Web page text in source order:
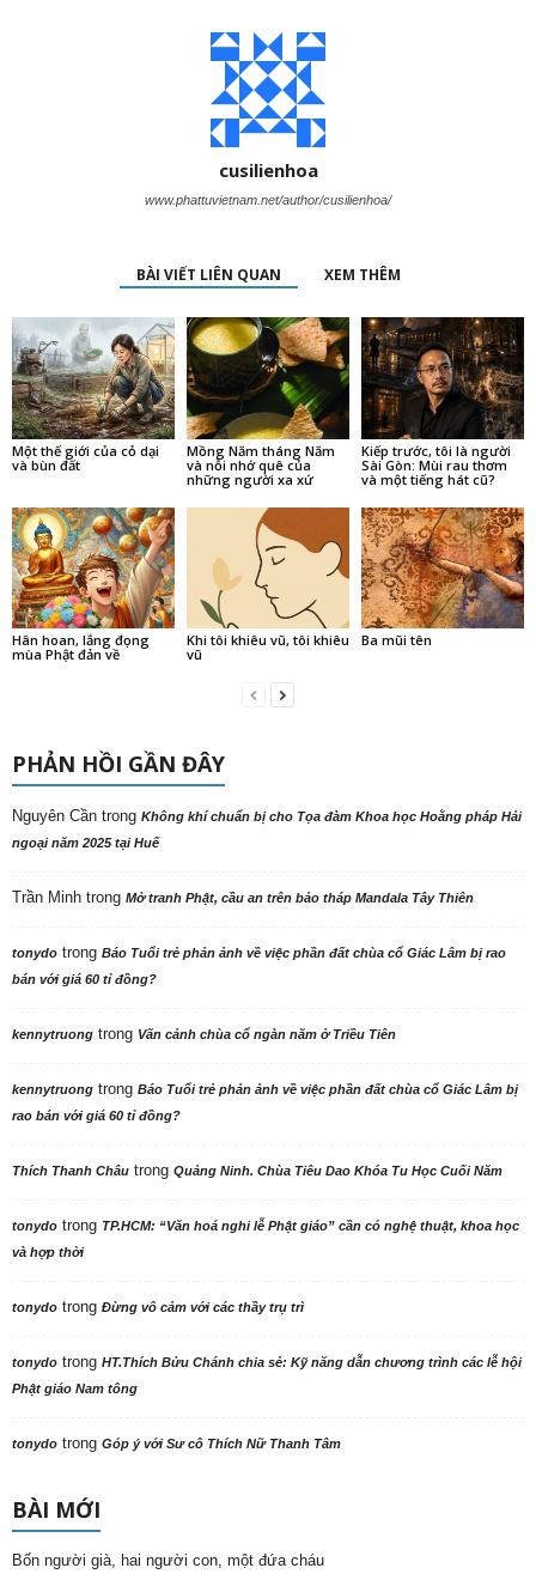
cusilienhoa
www.phattuvietnam.net/author/cusilienhoa/
BÀI VIẾT LIÊN QUAN XEM THÊM
Một thế giới của cỏ dại
và bùn đất
Mồng Năm tháng Năm
và nỗi nhớ quê của
những người xa xứ
Kiếp trước, tôi là người
Sài Gòn: Mùi rau thơm
và một tiếng hát cũ?
Hân hoan, lắng đọng
mùa Phật đản về
Khi tôi khiêu vũ, tôi khiêu
vũ
Ba mũi tên
PHẢN HỒI GẦN ĐÂY
Nguyên Cần trong Không khí chuẩn bị cho Tọa đàm Khoa học Hoằng pháp Hải
ngoại năm 2025 tại Huế
Trần Minh trong Mở tranh Phật, cầu an trên bảo tháp Mandala Tây Thiên
tonydo trong Báo Tuổi trẻ phản ảnh về việc phần đất chùa cổ Giác Lâm bị rao
bán với giá 60 tỉ đồng?
kennytruong trong Vãn cảnh chùa cổ ngàn năm ở Triều Tiên
kennytruong trong Báo Tuổi trẻ phản ảnh về việc phần đất chùa cổ Giác Lâm bị
rao bán với giá 60 tỉ đồng?
Thích Thanh Châu trong Quảng Ninh. Chùa Tiêu Dao Khóa Tu Học Cuối Năm
tonydo trong TP.HCM: “Văn hoá nghi lễ Phật giáo” cần có nghệ thuật, khoa học
và hợp thời
tonydo trong Đừng vô cảm với các thầy trụ trì
tonydo trong HT.Thích Bửu Chánh chia sẻ: Kỹ năng dẫn chương trình các lễ hội
Phật giáo Nam tông
tonydo trong Góp ý với Sư cô Thích Nữ Thanh Tâm
BÀI MỚI
Bốn người già, hai người con, một đứa cháu